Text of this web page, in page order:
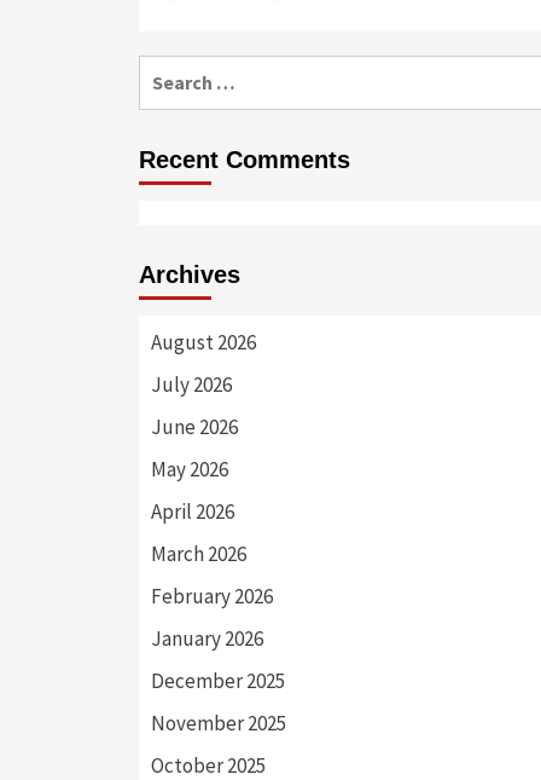
for:
Recent Comments
Archives
August 2026
July 2026
June 2026
May 2026
April 2026
March 2026
February 2026
January 2026
December 2025
November 2025
October 2025